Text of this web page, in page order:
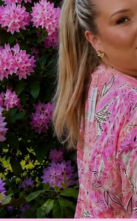
med lång erfarenhet
MER